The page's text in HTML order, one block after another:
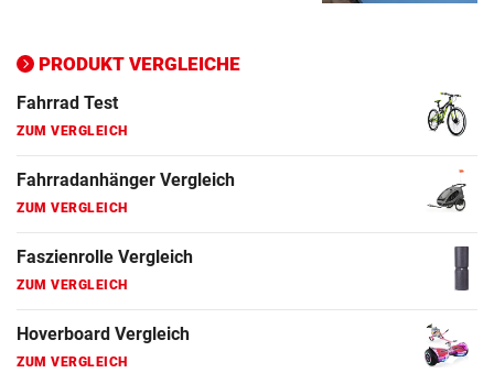
PRODUKT VERGLEICHE
ZUM VERGLEICH
Fahrrad Test
ZUM VERGLEICH
Fahrradanhänger Vergleich
ZUM VERGLEICH
Faszienrolle Vergleich
ZUM VERGLEICH
Hoverboard Vergleich
ZUM VERGLEICH